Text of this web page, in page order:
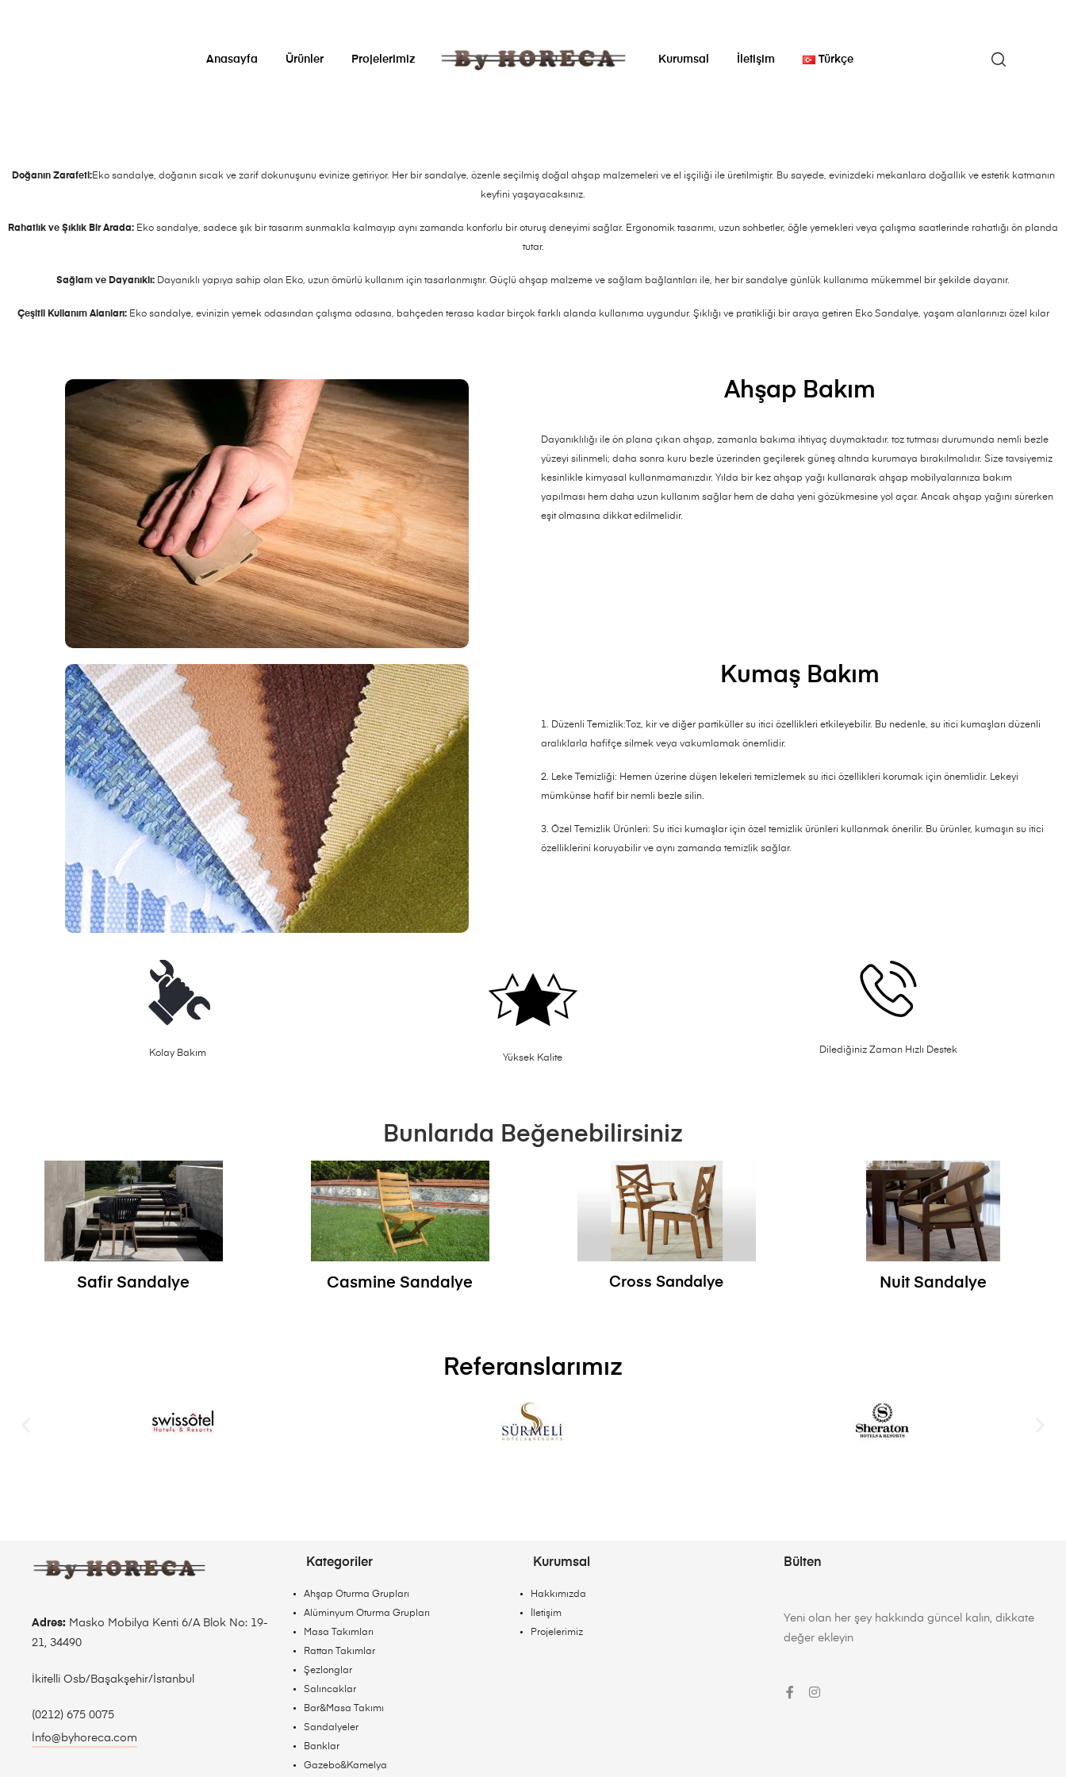
Anasayfa Ürünler Projelerimiz Kurumsal İletişim Türkçe
Doğanın Zarafeti:Eko sandalye, doğanın sıcak ve zarif dokunuşunu evinize getiriyor. Her bir sandalye, özenle seçilmiş doğal ahşap malzemeleri ve el işçiliği ile üretilmiştir. Bu sayede, evinizdeki mekanlara doğallık ve estetik katmanın
keyfini yaşayacaksınız.
Rahatlık ve Şıklık Bir Arada: Eko sandalye, sadece şık bir tasarım sunmakla kalmayıp aynı zamanda konforlu bir oturuş deneyimi sağlar. Ergonomik tasarımı, uzun sohbetler, öğle yemekleri veya çalışma saatlerinde rahatlığı ön planda
tutar.
Sağlam ve Dayanıklı: Dayanıklı yapıya sahip olan Eko, uzun ömürlü kullanım için tasarlanmıştır. Güçlü ahşap malzeme ve sağlam bağlantıları ile, her bir sandalye günlük kullanıma mükemmel bir şekilde dayanır.
Çeşitli Kullanım Alanları:Eko sandalye, evinizin yemek odasından çalışma odasına, bahçeden terasa kadar birçok farklı alanda kullanıma uygundur. Şıklığı ve pratikliği bir araya getiren Eko Sandalye, yaşam alanlarınızı özel kılar
Ahşap Bakım
Dayanıklılığı ile ön plana çıkan ahşap, zamanla bakıma ihtiyaç duymaktadır. toz tutması durumunda nemli bezle
yüzeyi silinmeli; daha sonra kuru bezle üzerinden geçilerek güneş altında kurumaya bırakılmalıdır. Size tavsiyemiz
kesinlikle kimyasal kullanmamanızdır. Yılda bir kez ahşap yağı kullanarak ahşap mobilyalarınıza bakım
yapılması hem daha uzun kullanım sağlar hem de daha yeni gözükmesine yol açar. Ancak ahşap yağını sürerken
eşit olmasına dikkat edilmelidir.
Kumaş Bakım
1. Düzenli Temizlik:Toz, kir ve diğer partiküller su itici özellikleri etkileyebilir. Bu nedenle, su itici kumaşları düzenli
aralıklarla hafifçe silmek veya vakumlamak önemlidir.
2. Leke Temizliği: Hemen üzerine düşen lekeleri temizlemek su itici özellikleri korumak için önemlidir. Lekeyi
mümkünse hafif bir nemli bezle silin.
3. Özel Temizlik Ürünleri: Su itici kumaşlar için özel temizlik ürünleri kullanmak önerilir. Bu ürünler, kumaşın su itici
özelliklerini koruyabilir ve aynı zamanda temizlik sağlar.
Kolay Bakım Yüksek Kalite
Dilediğiniz Zaman Hızlı Destek
Bunlarıda Beğenebilirsiniz
Safir Sandalye Casmine Sandalye Cross Sandalye Nuit Sandalye
Referanslarımız
Adres: Masko Mobilya Kenti 6/A Blok No: 19-
21, 34490
İkitelli Osb/Başakşehir/İstanbul
(0212) 675 0075
İnfo@byhoreca.com
Kategoriler
Ahşap Oturma Grupları
Alüminyum Oturma Grupları
Masa Takımları
Rattan Takımlar
Şezlonglar
Salıncaklar
Bar&Masa Takımı
Sandalyeler
Banklar
Gazebo&Kamelya
Kurumsal
Hakkımızda
İletişim
Projelerimiz
Bülten
Yeni olan her şey hakkında güncel kalın, dikkate
değer ekleyin